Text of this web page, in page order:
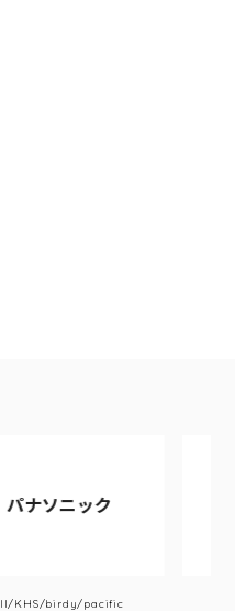
ク
KHS/birdy/pacific